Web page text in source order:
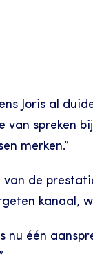
Joris al
spreken
merken.”
de
kanaal,
nu één